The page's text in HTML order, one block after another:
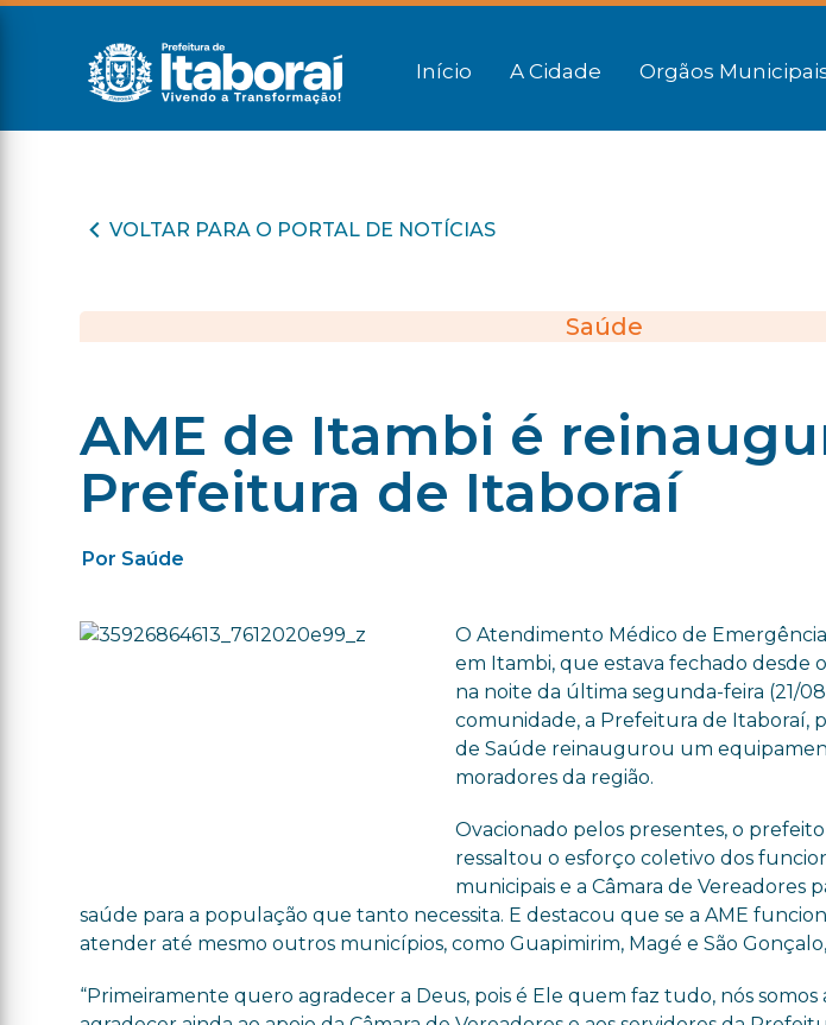
Início A Cidade Orgãos
VOLTAR PARA O PORTAL DE NOTÍCIAS
Saúde
AME de Itambi é
Prefeitura de Itaboraí
Por Saúde
O Atendimento Médico de
em Itambi, que estava fechado desde
na noite da última segunda-feira (21/
comunidade, a Prefeitura de Itaboraí,
de Saúde reinaugurou um
moradores da região.
Ovacionado pelos presentes, o
ressaltou o esforço coletivo dos
municipais e a Câmara de Vereadores
saúde para a população que tanto necessita. E destacou que se a AME
atender até mesmo outros municípios, como Guapimirim, Magé e São
“Primeiramente quero agradecer a Deus, pois é Ele quem faz tudo, nós